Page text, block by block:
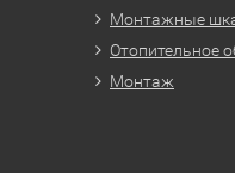
Монтажные
Отопительное
Монтаж